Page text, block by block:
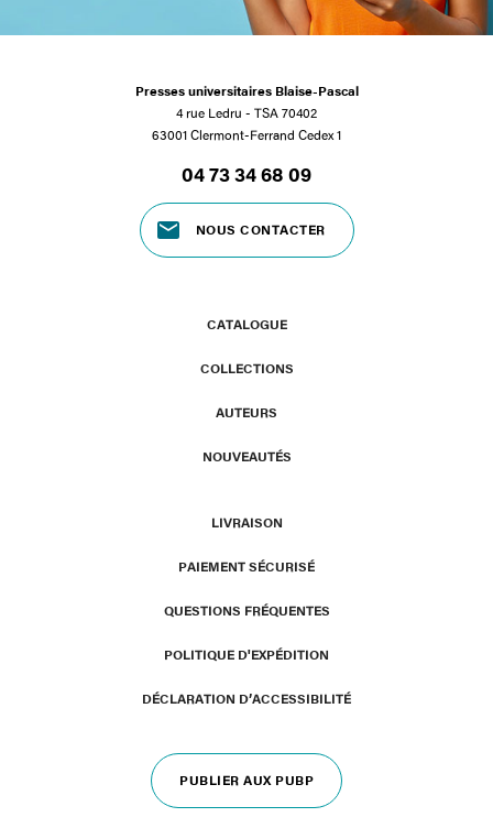
Presses universitaires Blaise-Pascal
4 rue Ledru - TSA 70402
63001 Clermont-Ferrand Cedex 1
04 73 34 68 09
NOUS CONTACTER
CATALOGUE
COLLECTIONS
AUTEURS
NOUVEAUTÉS
LIVRAISON
PAIEMENT SÉCURISÉ
QUESTIONS FRÉQUENTES
POLITIQUE D'EXPÉDITION
DÉCLARATION D’ACCESSIBILITÉ
PUBLIER AUX PUBP